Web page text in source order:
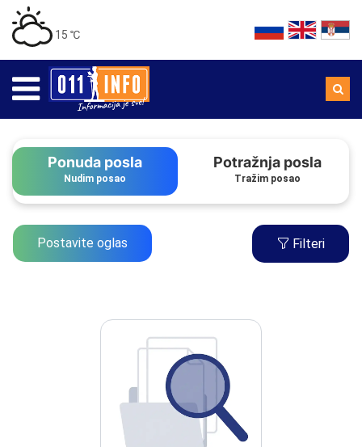
15 ℃
Ponuda posla
Nudim posao
Potražnja posla
Tražim posao
Postavite oglas Filteri